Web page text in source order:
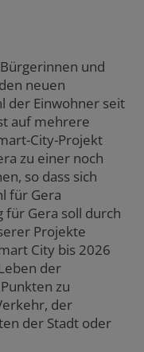
und
neuen
der Einwohner seit
auf mehrere
City-Projekt
zu einer noch
so dass sich
für Gera
für Gera soll durch
Projekte
City bis 2026
der
zu
der
der Stadt oder